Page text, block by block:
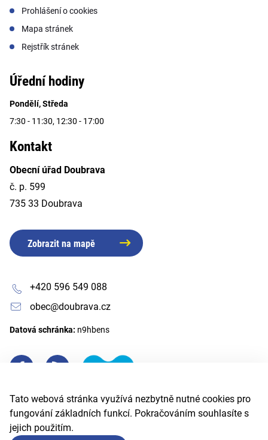
Tato webová stránka využívá nezbytně nutné cookies pro
fungování základních funkcí. Pokračováním souhlasíte s
jejich použitím.
Prohlášení o cookies
Mapa stránek
Rejstřík stránek
Úřední hodiny
Pondělí, Středa
7:30 - 11:30, 12:30 - 17:00
Kontakt
Obecní úřad Doubrava
č. p. 599
735 33 Doubrava
Zobrazit na mapě
+420 596 549 088
obec@doubrava.cz
Datová schránka: n9hbens